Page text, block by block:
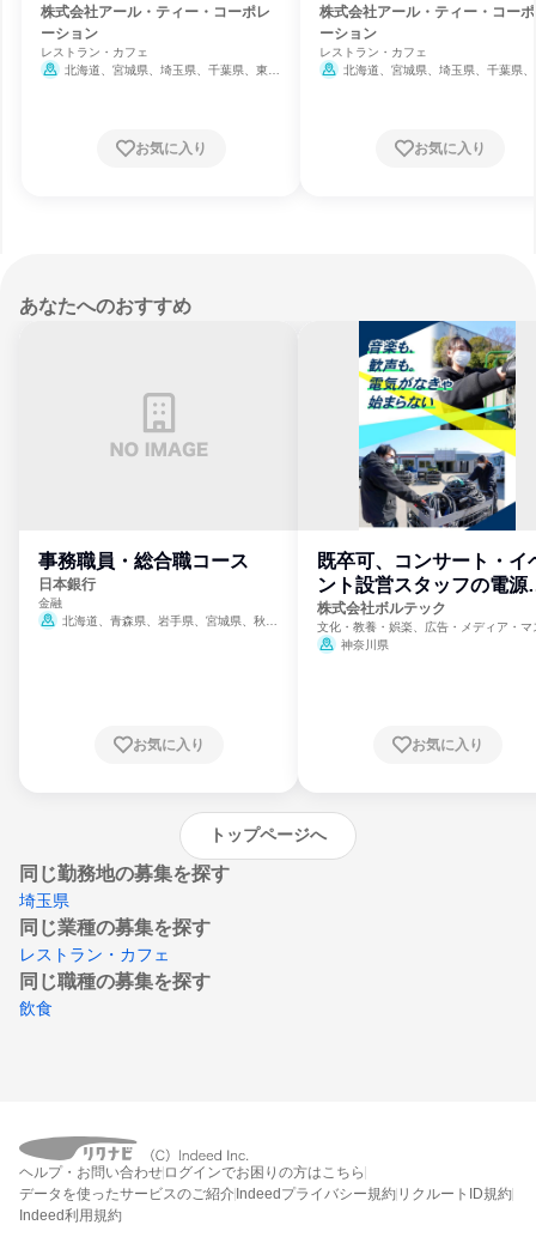
株式会社アール・ティー・コーポレ
ーション
レストラン・カフェ
北海道、宮城県、埼玉県、千葉県、東京
お気に入り
職)
株式会社アール・ティー・コー
ーション
レストラン・カフェ
北海道、宮城県、埼玉県、千葉県
お気に入り
あなたへのおすすめ
事務職員・総合職コース
日本銀行
金融
北海道、青森県、岩手県、宮城県、秋田
崎県、熊本県、大分県、宮崎県、鹿児島県、
お気に入り
既卒可、コンサート・イ
ント設営スタッフの電源
門
株式会社ボルテック
文化・教養・娯楽、広告・メディア・マ
ミ、電力・ガス・水道・エネルギー
神奈川県
お気に入り
トップページへ
同じ勤務地の募集を探す
埼玉県
同じ業種の募集を探す
レストラン・カフェ
同じ職種の募集を探す
飲食
ヘルプ・お問い合わせ ログインでお困りの方はこちら
データを使ったサービスのご紹介Indeedプライバシー規約 リクルートID規約
Indeed利用規約